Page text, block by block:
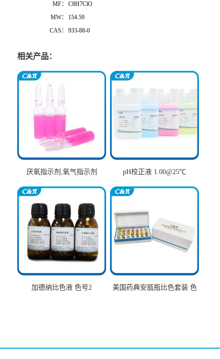
MF：
C8H7ClO
MW：
154.59
CAS：
933-88-0
相关产品：
厌氧指示剂,氧气指示剂 pH校正液 1.00@25℃
加德纳比色液 色号2
美国药典安瓿瓶比色套装 色